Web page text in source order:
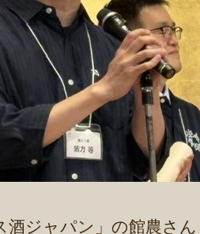
ジャパン」の館農さ